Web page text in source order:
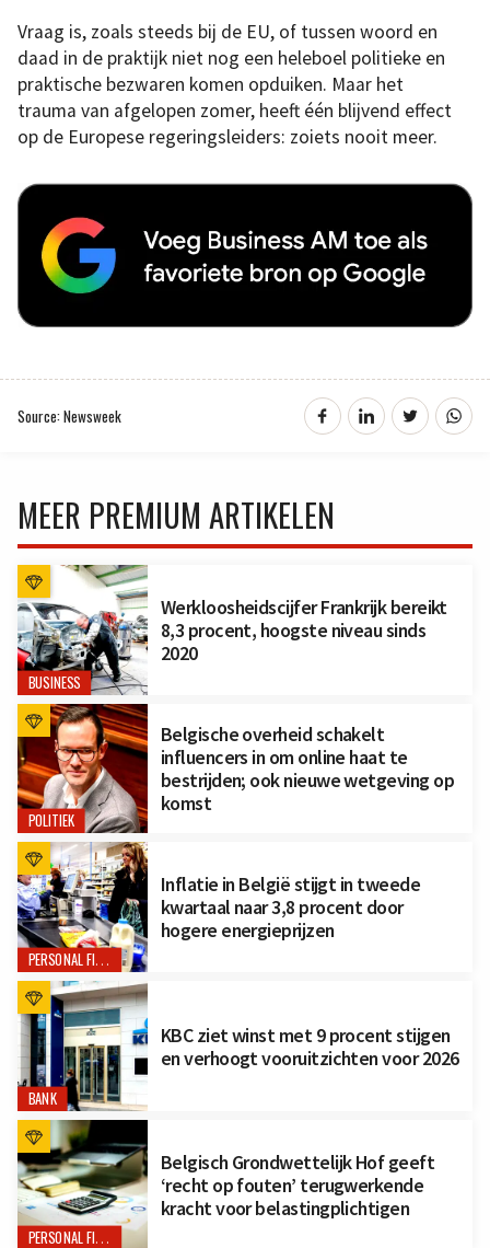
Vraag is, zoals steeds bij de EU, of tussen woord en
daad in de praktijk niet nog een heleboel politieke en
praktische bezwaren komen opduiken. Maar het
trauma van afgelopen zomer, heeft één blijvend effect
op de Europese regeringsleiders: zoiets nooit meer.
Source: Newsweek
MEER PREMIUM ARTIKELEN
BUSINESS
Werkloosheidscijfer Frankrijk bereikt
8,3 procent, hoogste niveau sinds
2020
POLITIEK
Belgische overheid schakelt
influencers in om online haat te
bestrijden; ook nieuwe wetgeving op
komst
PERSONAL FINANCE
Inflatie in België stijgt in tweede
kwartaal naar 3,8 procent door
hogere energieprijzen
BANK
KBC ziet winst met 9 procent stijgen
en verhoogt vooruitzichten voor 2026
PERSONAL FINANCE
Belgisch Grondwettelijk Hof geeft
‘recht op fouten’ terugwerkende
kracht voor belastingplichtigen